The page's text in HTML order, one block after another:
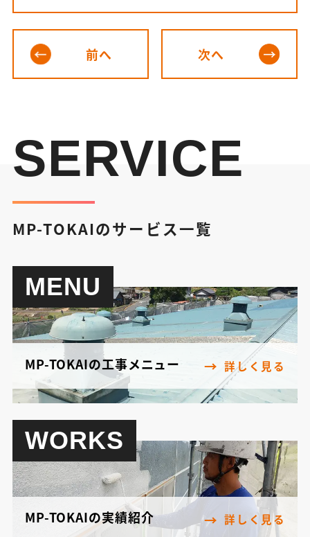
前へ 次へ
SERVICE
MP-TOKAIのサービス一覧
MENU
MP-TOKAIの工事メニュー 詳しく見る
WORKS
MP-TOKAIの実績紹介 詳しく見る